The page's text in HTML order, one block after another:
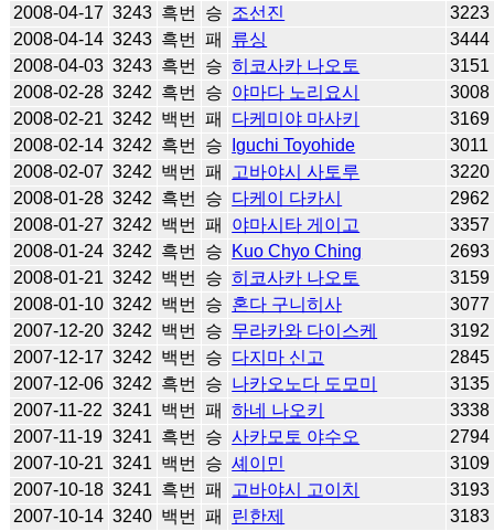
2008-04-17 3243 흑번 승 조선진
3223
2008-04-14 3243 흑번 패 류싱
3444
2008-04-03 3243 흑번 승 히코사카 나오토
3151
2008-02-28 3242 흑번 승 야마다 노리요시
3008
2008-02-21 3242 백번 패 다케미야 마사키
3169
2008-02-14 3242 흑번 승 Iguchi Toyohide
3011
2008-02-07 3242 백번 패 고바야시 사토루
3220
2008-01-28 3242 흑번 승 다케이 다카시
2962
2008-01-27 3242 백번 패 야마시타 게이고
3357
2008-01-24 3242 흑번 승 Kuo Chyo Ching
2693
2008-01-21 3242 백번 승 히코사카 나오토
3159
2008-01-10 3242 백번 승 혼다 구니히사
3077
2007-12-20 3242 백번 승 무라카와 다이스케
3192
2007-12-17 3242 백번 승 다지마 신고
2845
2007-12-06 3242 흑번 승 나카오노다 도모미
3135
2007-11-22 3241 백번 패 하네 나오키
3338
2007-11-19 3241 흑번 승 사카모토 야수오
2794
2007-10-21 3241 백번 승 셰이민
3109
2007-10-18 3241 흑번 패 고바야시 고이치
3193
2007-10-14 3240 백번 패 린한제
3183